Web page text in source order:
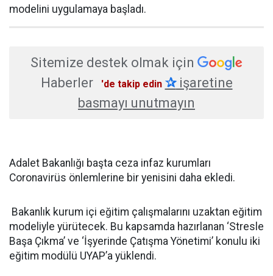
modelini uygulamaya başladı.
Sitemize destek olmak için
Haberler
'de takip edin ✰işaretine
basmayı unutmayın
Adalet Bakanlığı başta ceza infaz kurumları
Coronavirüs önlemlerine bir yenisini daha ekledi.
Bakanlık kurum içi eğitim çalışmalarını uzaktan eğitim
modeliyle yürütecek. Bu kapsamda hazırlanan ‘Stresle
Başa Çıkma’ ve ‘İşyerinde Çatışma Yönetimi’ konulu iki
eğitim modülü UYAP’a yüklendi.